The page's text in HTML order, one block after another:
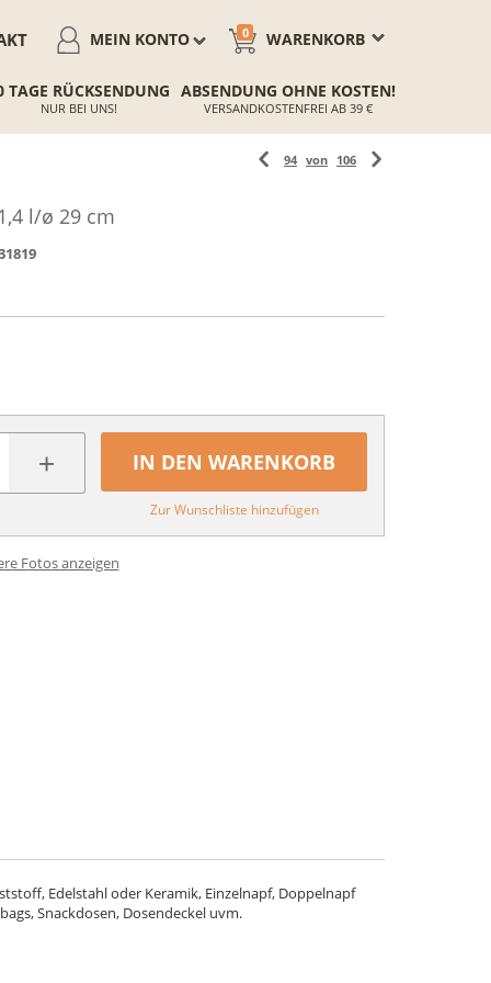
WARENKORB
0
MEIN KONTO
TAGE RÜCKSENDUNG
NUR BEI UNS!
ABSENDUNG OHNE KOSTEN!
VERSANDKOSTENFREI AB 39 €
94 von 106
l/ø 29 cm
+ IN DEN WARENKORB
Zur Wunschliste hinzufügen
Fotos anzeigen
Edelstahl oder Keramik, Einzelnapf, Doppelnapf
Snackdosen, Dosendeckel uvm.